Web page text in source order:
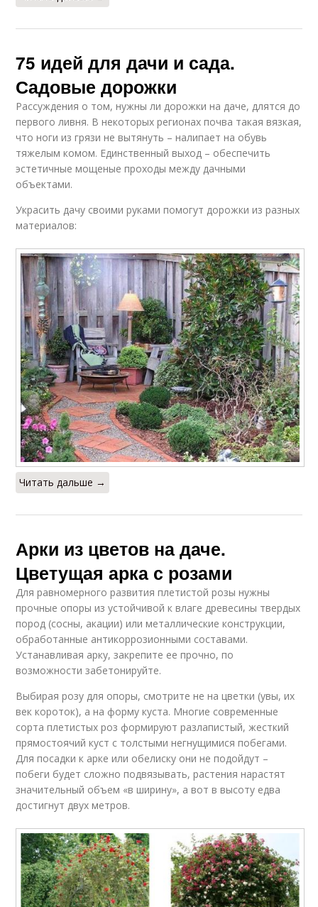
75 идей для дачи и сада.
Садовые дорожки
Рассуждения о том, нужны ли дорожки на даче, длятся до
первого ливня. В некоторых регионах почва такая вязкая,
что ноги из грязи не вытянуть – налипает на обувь
тяжелым комом. Единственный выход – обеспечить
эстетичные мощеные проходы между дачными
объектами.
Украсить дачу своими руками помогут дорожки из разных
материалов:
Читать дальше →
Арки из цветов на даче.
Цветущая арка с розами
Для равномерного развития плетистой розы нужны
прочные опоры из устойчивой к влаге древесины твердых
пород (сосны, акации) или металлические конструкции,
обработанные антикоррозионными составами.
Устанавливая арку, закрепите ее прочно, по
возможности забетонируйте.
Выбирая розу для опоры, смотрите не на цветки (увы, их
век короток), а на форму куста. Многие современные
сорта плетистых роз формируют разлапистый, жесткий
прямостоячий куст с толстыми негнущимися побегами.
Для посадки к арке или обелиску они не подойдут –
побеги будет сложно подвязывать, растения нарастят
значительный объем «в ширину», а вот в высоту едва
достигнут двух метров.